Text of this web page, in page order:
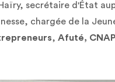
secrétaire d'État
chargée de la
, Afuté,